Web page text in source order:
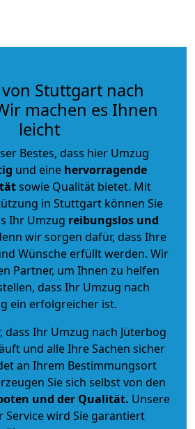
Stuttgart nach
machen es Ihnen
leicht
Bestes, dass hier Umzug
und eine hervorragende
sowie Qualität bietet. Mit
in Stuttgart können Sie
Ihr Umzug reibungslos und
wir sorgen dafür, dass Ihre
Wünsche erfüllt werden. Wir
Partner, um Ihnen zu helfen
dass Ihr Umzug nach
ein erfolgreicher ist.
dass Ihr Umzug nach Jüterbog
und alle Ihre Sachen sicher
an Ihrem Bestimmungsort
Sie sich selbst von den
und der Qualität. Unsere
Service wird Sie garantiert